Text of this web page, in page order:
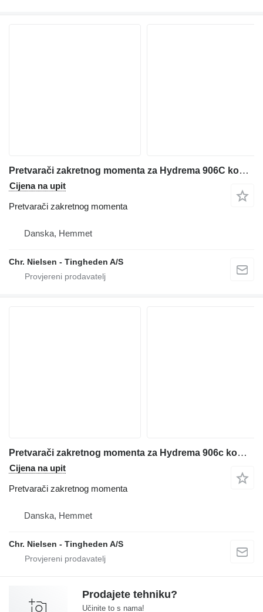
Pretvarači zakretnog momenta za Hydrema 906C kombinirke
Cijena na upit
Pretvarači zakretnog momenta
Danska, Hemmet
Chr. Nielsen - Tingheden A/S
Pretvarači zakretnog momenta za Hydrema 906c kombinirke
Cijena na upit
Pretvarači zakretnog momenta
Danska, Hemmet
Chr. Nielsen - Tingheden A/S
Prodajete tehniku?
Učinite to s nama!